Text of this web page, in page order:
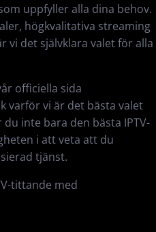
uppfyller alla dina behov.
högkvalitativa streaming
vi det självklara valet för alla
officiella sida
varför vi är det bästa valet
du inte bara den bästa IPTV-
i att veta att du
tjänst.
tittande med